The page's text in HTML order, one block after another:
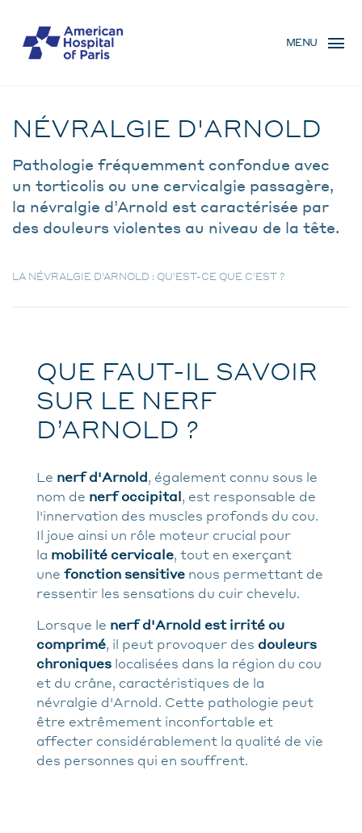
main
MENU
MOBILE
MENU
BREADCRUMB
NÉVRALGIE D'ARNOLD
Pathologie fréquemment confondue avec
un torticolis ou une cervicalgie passagère,
la névralgie d’Arnold est caractérisée par
des douleurs violentes au niveau de la tête.
LA NÉVRALGIE D’ARNOLD : QU’EST-CE QUE C’EST ?
QUE FAUT-IL SAVOIR
SUR LE NERF
D’ARNOLD ?
Le nerf d'Arnold, également connu sous le
nom de nerf occipital, est responsable de
l'innervation des muscles profonds du cou.
Il joue ainsi un rôle moteur crucial pour
la mobilité cervicale, tout en exerçant
une fonction sensitive nous permettant de
ressentir les sensations du cuir chevelu.
Lorsque le nerf d'Arnold est irrité ou
comprimé, il peut provoquer des douleurs
chroniques localisées dans la région du cou
et du crâne, caractéristiques de la
névralgie d'Arnold. Cette pathologie peut
être extrêmement inconfortable et
affecter considérablement la qualité de vie
des personnes qui en souffrent.